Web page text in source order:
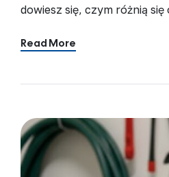
dowiesz się, czym różnią
które odpowiada wyłącznie
Read More